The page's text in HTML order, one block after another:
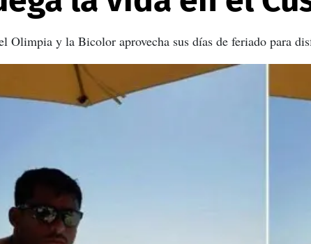
Olimpia y la Bicolor aprovecha sus días de feriado para